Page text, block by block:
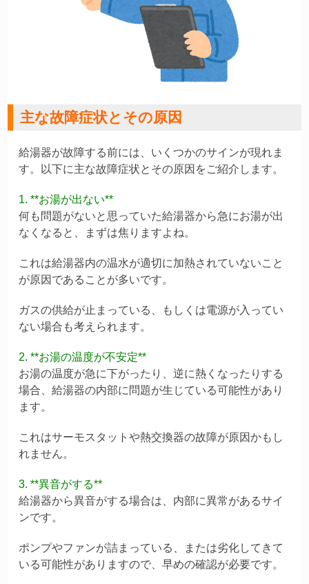
主な故障症状とその原因
給湯器が故障する前には、いくつかのサインが現れま
す。以下に主な故障症状とその原因をご紹介します。
1. **お湯が出ない**
何も問題がないと思っていた給湯器から急にお湯が出
なくなると、まずは焦りますよね。
これは給湯器内の温水が適切に加熱されていないこと
が原因であることが多いです。
ガスの供給が止まっている、もしくは電源が入ってい
ない場合も考えられます。
2. **お湯の温度が不安定**
お湯の温度が急に下がったり、逆に熱くなったりする
場合、給湯器の内部に問題が生じている可能性があり
ます。
これはサーモスタットや熱交換器の故障が原因かもし
れません。
3. **異音がする**
給湯器から異音がする場合は、内部に異常があるサイ
ンです。
ポンプやファンが詰まっている、または劣化してきて
いる可能性がありますので、早めの確認が必要です。